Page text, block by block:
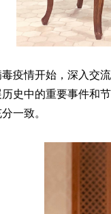
疫情开始，深入交
史中的重要事件和
一致。